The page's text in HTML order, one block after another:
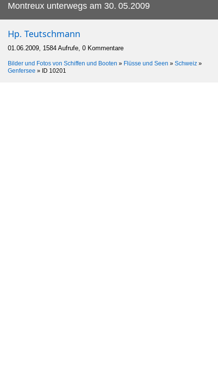
Montreux unterwegs am 30. 05.2009
Hp. Teutschmann
01.06.2009, 1584 Aufrufe, 0 Kommentare
Bilder und Fotos von Schiffen und Booten » Flüsse und Seen » Schweiz »
Genfersee » ID 10201